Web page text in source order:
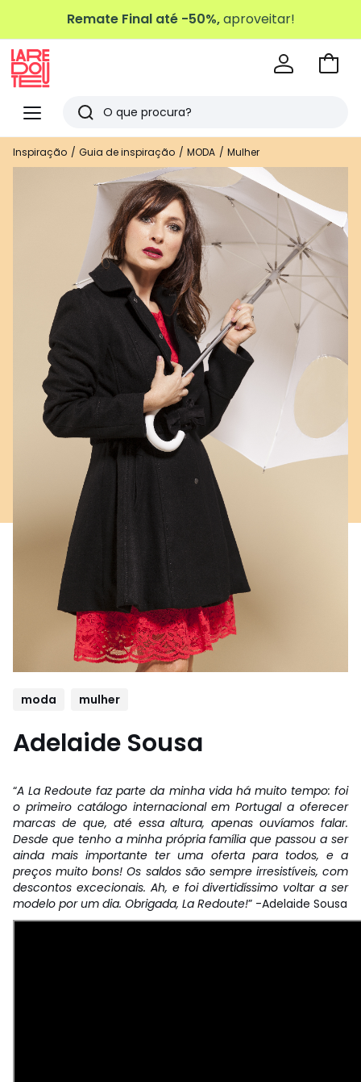
Remate Final até -50%,aproveitar!
Menu
Redoute
Pesquisar
Últimos
artigos
vistos
Ir
Inspiração Guia de inspiração MODA Mulher
moda mulher
Adelaide Sousa
“A La Redoute faz parte da minha vida há muito tempo: foi
o primeiro catálogo internacional em Portugal a oferecer
marcas de que, até essa altura, apenas ouvíamos falar.
Desde que tenho a minha própria família que passou a ser
ainda mais importante ter uma oferta para todos, e a
preços muito bons! Os saldos são sempre irresistíveis, com
descontos excecionais. Ah, e foi divertidíssimo voltar a ser
modelo por um dia. Obrigada, La Redoute!” -Adelaide Sousa